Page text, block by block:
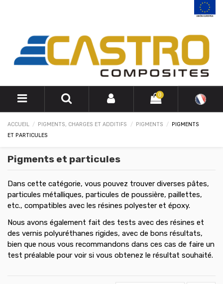
0
ACCUEIL PIGMENTS, CHARGES ET ADDITIFS PIGMENTS
PIGMENTS
ET PARTICULES
Pigments et particules
Dans cette catégorie, vous pouvez trouver diverses pâtes,
particules métalliques, particules de poussière, paillettes,
etc., compatibles avec les résines polyester et époxy.
Nous avons également fait des tests avec des résines et
des vernis polyuréthanes rigides, avec de bons résultats,
bien que nous vous recommandons dans ces cas de faire un
test préalable pour voir si vous obtenez le résultat souhaité.